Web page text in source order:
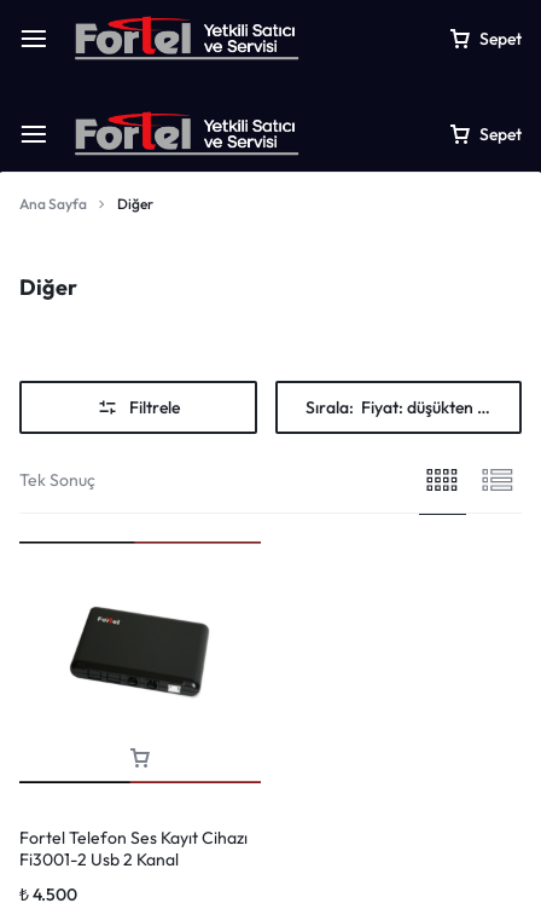
Sepet
Sepet
Ana Sayfa Diğer
Diğer
Filtrele Sırala: Fiyat: düşükten yükseğe
Tek Sonuç
Fortel Telefon Ses Kayıt Cihazı
Fi3001-2 Usb 2 Kanal
₺4.500